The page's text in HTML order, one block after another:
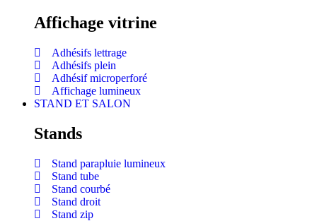
Affichage vitrine
Adhésifs lettrage
Adhésifs plein
Adhésif microperforé
Affichage lumineux
STAND ET SALON
Stands
Stand parapluie lumineux
Stand tube
Stand courbé
Stand droit
Stand zip